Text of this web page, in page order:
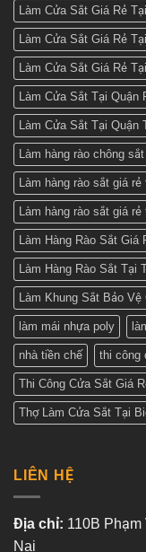
Làm Cửa Sắt Giá Rẻ
Làm Cửa Sắt Giá Rẻ
Làm Cửa Sắt Giá Rẻ
Làm Cửa Sắt Tại Quận
Làm Cửa Sắt Tại Quận
Làm hàng rào chông
Làm hàng rào sắt giá
Làm hàng rào sắt giá
Làm Hàng Rào Sắt Giá
Làm Hàng Rào Sắt Tại
Làm Khung Sắt Bảo Vệ
làm mái nhựa poly
nhà tiền chế thi công
Thi Công Cửa Sắt Giá
Thợ Làm Cửa Sắt Tại
LIÊN HỆ
Địa chỉ: 110B
Nai